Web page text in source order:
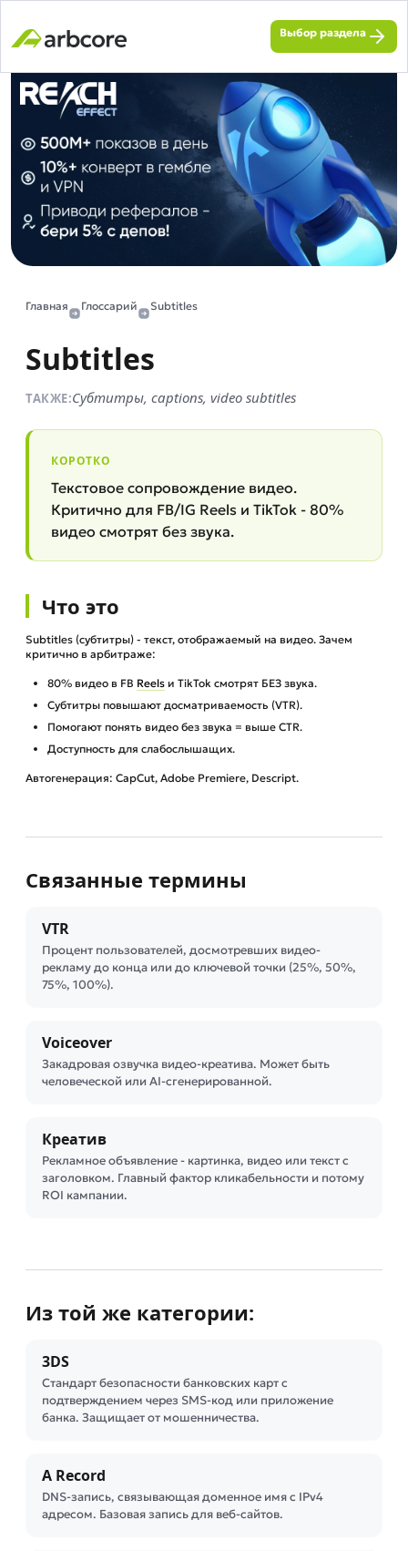
Выбор раздела
Главная Глоссарий Subtitles
Subtitles
ТАКЖЕ:Субтитры, captions, video subtitles
КОРОТКО
Текстовое сопровождение видео.
Критично для FB/IG Reels и TikTok - 80%
видео смотрят без звука.
Что это
Subtitles (субтитры) - текст, отображаемый на видео. Зачем
критично в арбитраже:
80% видео в FB Reels и TikTok смотрят БЕЗ звука.
Субтитры повышают досматриваемость (VTR).
Помогают понять видео без звука = выше CTR.
Доступность для слабослышащих.
Автогенерация: CapCut, Adobe Premiere, Descript.
Связанные термины
VTR
Процент пользователей, досмотревших видео-
рекламу до конца или до ключевой точки (25%, 50%,
75%, 100%).
Voiceover
Закадровая озвучка видео-креатива. Может быть
человеческой или AI-сгенерированной.
Креатив
Рекламное объявление - картинка, видео или текст с
заголовком. Главный фактор кликабельности и потому
ROI кампании.
Из той же категории:
3DS
Стандарт безопасности банковских карт с
подтверждением через SMS-код или приложение
банка. Защищает от мошенничества.
A Record
DNS-запись, связывающая доменное имя с IPv4
адресом. Базовая запись для веб-сайтов.